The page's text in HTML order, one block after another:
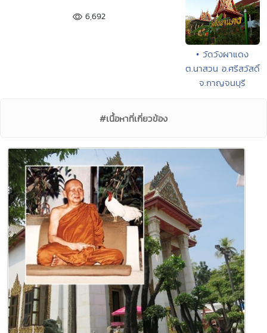
6,692
• วัดวังผาแดง
ต.นาสวน อ.ศรีสวัสดิ์
จ.กาญจนบุรี
#เนื้อหาที่เกี่ยวข้อง